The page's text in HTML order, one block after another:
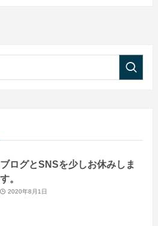
ブログとSNSを少しお休みしま
す。
2020年8月1日